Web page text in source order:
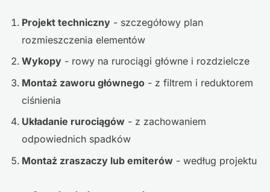
Projekt techniczny - szczegółowy plan
rozmieszczenia elementów
Wykopy - rowy na rurociągi główne i rozdzielcze
Montaż zaworu głównego - z filtrem i reduktorem
ciśnienia
Układanie rurociągów - z zachowaniem
odpowiednich spadków
Montaż zraszaczy lub emiterów - według projektu